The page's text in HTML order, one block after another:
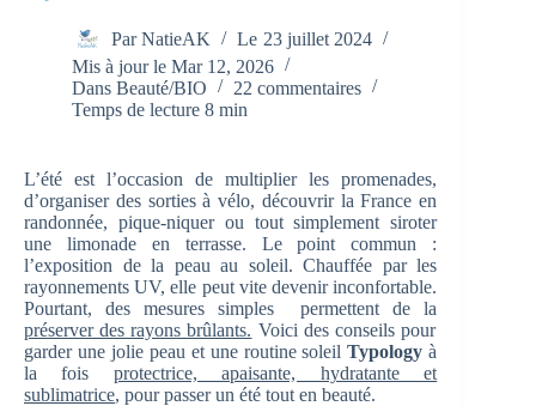
Par NatieAK Le 23 juillet 2024
Mis à jour le Mar 12, 2026
Dans Beauté/BIO
22 commentaires
Temps de lecture 8 min
L’été est l’occasion de multiplier les promenades,
d’organiser des sorties à vélo, découvrir la France en
randonnée, pique-niquer ou tout simplement siroter
une limonade en terrasse. Le point commun :
l’exposition de la peau au soleil. Chauffée par les
rayonnements UV, elle peut vite devenir inconfortable.
Pourtant, des mesures simples permettent de la
préserver des rayons brûlants. Voici des conseils pour
garder une jolie peau et une routine soleilTypology à
la fois protectrice, apaisante, hydratante et
sublimatrice, pour passer un été tout en beauté.